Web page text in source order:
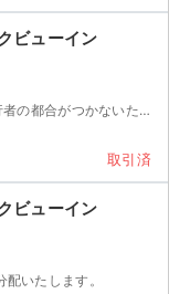
ビューイン
[詳細] エリア大人(ゲスト中田浩二、岡野雅行) 同行者の都合がつかないためお譲りします。公式分...
取引済
ビューイン
いたします。